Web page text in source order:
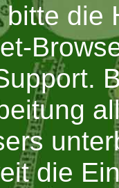
bitte die
die